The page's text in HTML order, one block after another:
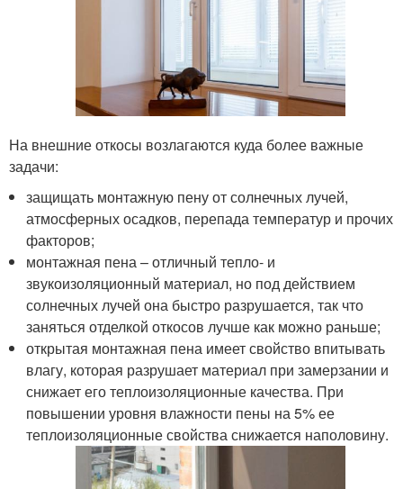
На внешние откосы возлагаются куда более важные
задачи:
защищать монтажную пену от солнечных лучей,
атмосферных осадков, перепада температур и прочих
факторов;
монтажная пена – отличный тепло- и
звукоизоляционный материал, но под действием
солнечных лучей она быстро разрушается, так что
заняться отделкой откосов лучше как можно раньше;
открытая монтажная пена имеет свойство впитывать
влагу, которая разрушает материал при замерзании и
снижает его теплоизоляционные качества. При
повышении уровня влажности пены на 5% ее
теплоизоляционные свойства снижается наполовину.